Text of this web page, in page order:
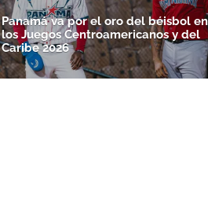
Panamá va por el oro del béisbol en
los Juegos Centroamericanos y del
Caribe 2026